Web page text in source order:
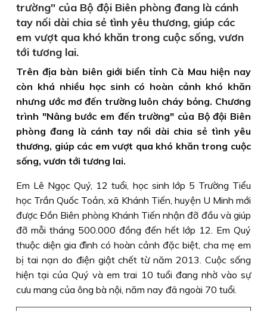
trường" của Bộ đội Biên phòng đang là cánh
tay nối dài chia sẻ tình yêu thương, giúp các
em vượt qua khó khăn trong cuộc sống, vươn
tới tương lai.
Trên địa bàn biên giới biển tỉnh Cà Mau hiện nay
còn khá nhiều học sinh có hoàn cảnh khó khăn
nhưng ước mơ đến trường luôn cháy bỏng. Chương
trình "Nâng bước em đến trường" của Bộ đội Biên
phòng đang là cánh tay nối dài chia sẻ tình yêu
thương, giúp các em vượt qua khó khăn trong cuộc
sống, vươn tới tương lai.
Em Lê Ngọc Quý, 12 tuổi, học sinh lớp 5 Trường Tiểu
học Trần Quốc Toản, xã Khánh Tiến, huyện U Minh mới
được Ðồn Biên phòng Khánh Tiến nhận đỡ đầu và giúp
đỡ mỗi tháng 500.000 đồng đến hết lớp 12. Em Quý
thuộc diện gia đình có hoàn cảnh đặc biệt, cha mẹ em
bị tai nạn do điện giật chết từ năm 2013. Cuộc sống
hiện tại của Quý và em trai 10 tuổi đang nhờ vào sự
cưu mang của ông bà nội, năm nay đã ngoài 70 tuổi.